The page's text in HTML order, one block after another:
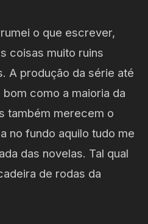
o que escrever,
coisas muito ruins
A produção da série até
como a maioria da
também merecem o
no fundo aquilo tudo me
das novelas. Tal qual
de rodas da